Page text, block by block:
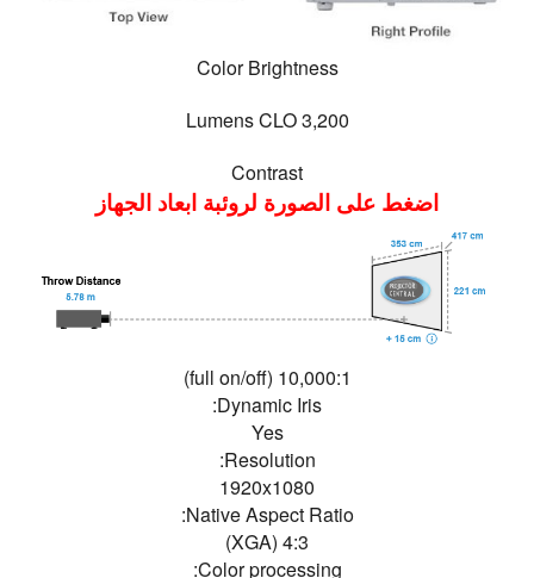
Color Brightness
3,200 Lumens CLO
Contrast
اضغط على الصورة لروئبة ابعاد الجهاز
10,000:1 (full on/off)
Dynamic Iris:
Yes
Resolution:
1920x1080
Native Aspect Ratio:
4:3 (XGA)
Color processing: